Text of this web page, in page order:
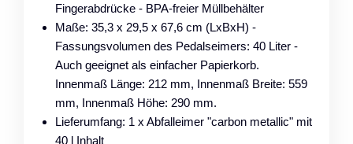
Fingerabdrücke - BPA-freier Müllbehälter
Maße: 35,3 x 29,5 x 67,6 cm (LxBxH) -
Fassungsvolumen des Pedalseimers: 40 Liter -
Auch geeignet als einfacher Papierkorb.
Innenmaß Länge: 212 mm, Innenmaß Breite: 559
mm, Innenmaß Höhe: 290 mm.
Lieferumfang: 1 x Abfalleimer "carbon metallic" mit
40 l Inhalt